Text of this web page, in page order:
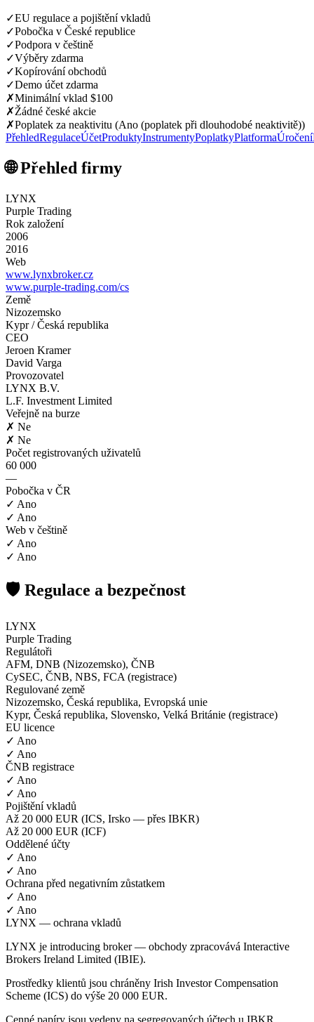
✓EU regulace a pojištění vkladů
✓Pobočka v České republice
✓Podpora v češtině
✓Výběry zdarma
✓Kopírování obchodů
✓Demo účet zdarma
✗Minimální vklad $100
✗Žádné české akcie
✗Poplatek za neaktivitu (Ano (poplatek při dlouhodobé neaktivitě))
PřehledRegulaceÚčetProduktyInstrumentyPoplatkyPlatformaÚročení
🌐 Přehled firmy
LYNX
Purple Trading
Rok založení
2006
2016
Web
www.lynxbroker.cz
www.purple-trading.com/cs
Země
Nizozemsko
Kypr / Česká republika
CEO
Jeroen Kramer
David Varga
Provozovatel
LYNX B.V.
L.F. Investment Limited
Veřejně na burze
✗ Ne
✗ Ne
Počet registrovaných uživatelů
60 000
—
Pobočka v ČR
✓ Ano
✓ Ano
Web v češtině
✓ Ano
✓ Ano
🛡️ Regulace a bezpečnost
LYNX
Purple Trading
Regulátoři
AFM, DNB (Nizozemsko), ČNB
CySEC, ČNB, NBS, FCA (registrace)
Regulované země
Nizozemsko, Česká republika, Evropská unie
Kypr, Česká republika, Slovensko, Velká Británie (registrace)
EU licence
✓ Ano
✓ Ano
ČNB registrace
✓ Ano
✓ Ano
Pojištění vkladů
Až 20 000 EUR (ICS, Irsko — přes IBKR)
Až 20 000 EUR (ICF)
Oddělené účty
✓ Ano
✓ Ano
Ochrana před negativním zůstatkem
✓ Ano
✓ Ano
LYNX — ochrana vkladů
LYNX je introducing broker — obchody zpracovává Interactive
Brokers Ireland Limited (IBIE).
Prostředky klientů jsou chráněny Irish Investor Compensation
Scheme (ICS) do výše 20 000 EUR.
Cenné papíry jsou vedeny na segregovaných účtech u IBKR,